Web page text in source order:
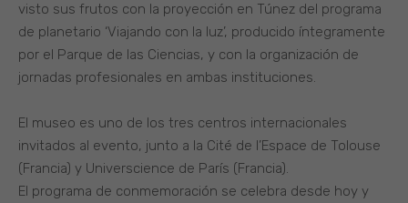
visto sus frutos con la proyección en Túnez del programa
de planetario ‘Viajando con la luz’, producido íntegramente
por el Parque de las Ciencias, y con la organización de
jornadas profesionales en ambas instituciones.
El museo es uno de los tres centros internacionales
invitados al evento, junto a la Cité de l’Espace de Tolouse
(Francia) y Universcience de París (Francia).
El programa de conmemoración se celebra desde hoy y